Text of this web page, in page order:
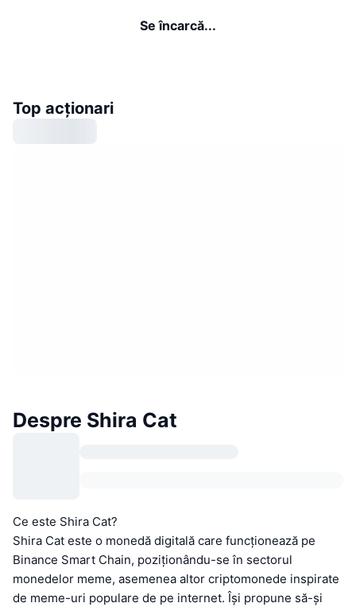
Se încarcă...
Top acționari
Despre Shira Cat
Ce este Shira Cat?
Shira Cat este o monedă digitală care funcționează pe
Binance Smart Chain, poziționându-se în sectorul
monedelor meme, asemenea altor criptomonede inspirate
de meme-uri populare de pe internet. Își propune să-și